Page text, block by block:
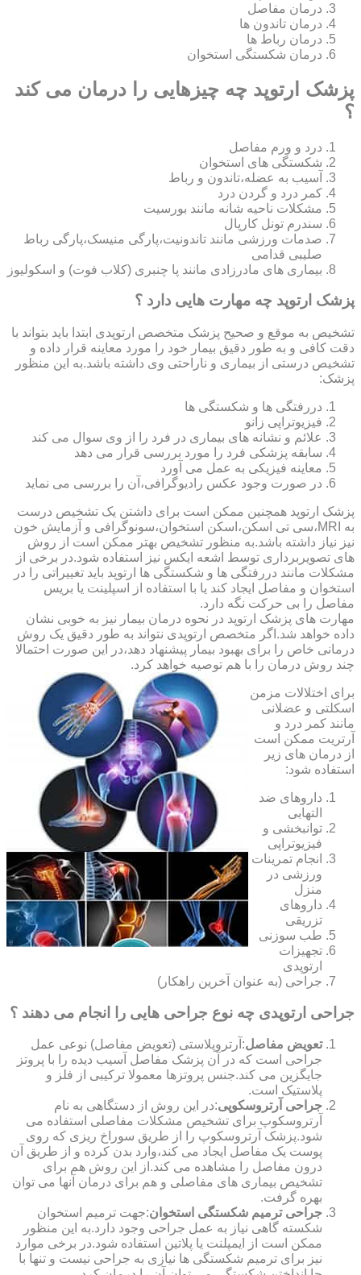
درمان مفاصل
درمان تاندون ها
درمان رباط ها
درمان شکستگی استخوان
پزشک ارتوپد چه چیزهایی را درمان می کند
؟
درد و ورم مفاصل
شکستگی های استخوان
آسیب به عضله،تاندون و رباط
کمر درد و گردن درد
مشکلات ناحیه شانه مانند بورسیت
سندرم تونل کارپال
صدمات ورزشی مانند تاندونیت،پارگی منیسک،پارگی رباط
صلیبی قدامی
بیماری های مادرزادی مانند پا چنبری (کلاب فوت) و اسکولیوز
پزشک ارتوپد چه مهارت هایی دارد ؟
تشخیص به موقع و صحیح پزشک متخصص ارتوپدی ابتدا باید بتواند با
دقت کافی و به طور دقیق بیمار خود را مورد معاینه قرار داده و
تشخیص درستی از بیماری و ناراحتی وی داشته باشد.به این منظور
پزشک:
دررفتگی ها و شکستگی ها
فیزیوتراپی زانو
علائم و نشانه های بیماری در فرد را از وی سوال می کند
سابقه پزشکی فرد را مورد بررسی قرار می دهد
معاینه فیزیکی به عمل می آورد
در صورت وجود عکس رادیوگرافی،آن را بررسی می‎ نماید
پزشک ارتوپد همچنین ممکن است برای داشتن یک تشخیص درست
به MRI،سی تی اسکن،اسکن استخوان،سونوگرافی و آزمایش خون
نیز نیاز داشته باشد.به منظور تشخیص بهتر ممکن است از روش
های تصویربرداری توسط اشعه ایکس نیز استفاده شود.در برخی از
مشکلات مانند دررفتگی ها و شکستگی ها ارتوپد باید تغییراتی را در
استخوان و مفاصل ایجاد کند یا با استفاده از اسپلینت یا بریس
مفاصل را بی حرکت نگه دارد.
مهارت های پزشک ارتوپد در نحوه درمان بیمار نیز به خوبی نشان
داده خواهد شد.اگر متخصص ارتوپدی نتواند به طور دقیق یک روش
درمانی خاص را برای بهبود بیمار پیشنهاد دهد،در این صورت احتمالا
چند روش درمان را با هم توصیه خواهد کرد.
برای اختلالات مزمن
اسکلتی و عضلانی
مانند کمر درد و
آرتریت ممکن است
از درمان های زیر
استفاده شود:
داروهای ضد
التهابی
توانبخشی و
فیزیوتراپی
انجام تمرینات
ورزشی در
منزل
داروهای
تزریقی
طب سوزنی
تجهیزات
ارتوپدی
جراحی (به عنوان آخرین راهکار)
جراحی ارتوپدی چه نوع جراحی هایی را انجام می دهند ؟
تعویض مفاصل:آرتروپلاستی (تعویض مفاصل) نوعی عمل
جراحی است که در آن پزشک مفاصل آسیب دیده را با پروتز
جایگزین می کند.جنس پروتزها معمولا ترکیبی از فلز و
پلاستیک است.
جراحی آرتروسکوپی:در این روش از دستگاهی به نام
آرتروسکوپ برای تشخیص مشکلات مفاصلی استفاده می
شود.پزشک آرتروسکوپ را از طریق سوراخ ریزی که روی
پوست یک مفاصل ایجاد می کند،وارد بدن کرده و از طریق آن
درون مفاصل را مشاهده می کند.از این روش هم برای
تشخیص بیماری های مفاصلی و هم برای درمان آنها می توان
بهره گرفت.
جراحی ترمیم شکستگی استخوان:جهت ترمیم استخوان
شکسته گاهی نیاز به عمل جراحی وجود دارد.به این منظور
ممکن است از ایمپلنت یا پلاتین استفاده شود.در برخی موارد
نیز برای ترمیم شکستگی ها نیازی به جراحی نیست و تنها با